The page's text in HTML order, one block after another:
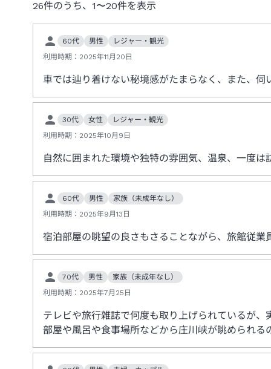
26件のうち、 1〜20件を表示
60代 男性
レジャー・観光
利用時期： 2025年11月20日
車では辿り着けない秘境感がたまらなく、また、伺
30代 女性
レジャー・観光
利用時期： 2025年10月9日
自然に囲まれた環境や独特の雰囲気、温泉、一度
60代 男性
家族（未成年なし）
利用時期： 2025年9月13日
宿泊部屋の眺望の良さもさることながら、旅館従
70代 男性
家族（未成年なし）
利用時期： 2025年7月25日
テレビや旅行雑誌で何度も取り上げられているが
部屋や風呂や食事場所などから庄川峡が眺められ